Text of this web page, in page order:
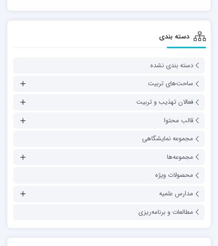
دسته بندی
دسته بندی نشده
ساحت‌های تربیت
فعالان تهذیب و تربیت
قالب محتوا
مجموعه نمایشگاهی
مجموعه‌ها
محصولات ویژه
مدارس علمیه
مطالعات و برنامه‌ریزی